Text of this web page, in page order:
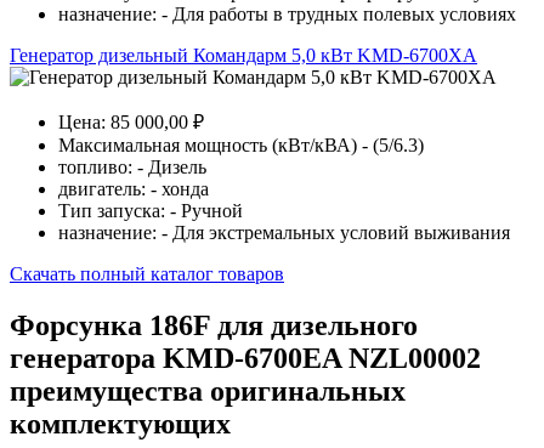
назначение: - Для работы в трудных полевых условиях
Генератор дизельный Командарм 5,0 кВт KMD-6700XA
Цена: 85 000,00 ₽
Максимальная мощность (кВт/кВА) - (5/6.3)
топливо: - Дизель
двигатель: - хонда
Тип запуска: - Ручной
назначение: - Для экстремальных условий выживания
Скачать полный каталог товаров
Форсунка 186F для дизельного
генератора KMD-6700EA NZL00002
преимущества оригинальных
комплектующих